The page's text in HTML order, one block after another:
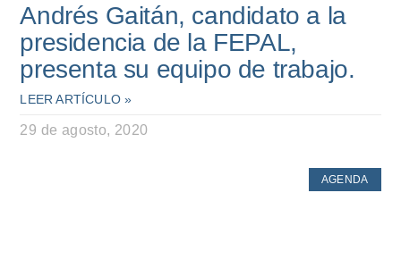
Andrés Gaitán, candidato a la
presidencia de la FEPAL,
presenta su equipo de trabajo.
LEER ARTÍCULO »
29 de agosto, 2020
AGENDA